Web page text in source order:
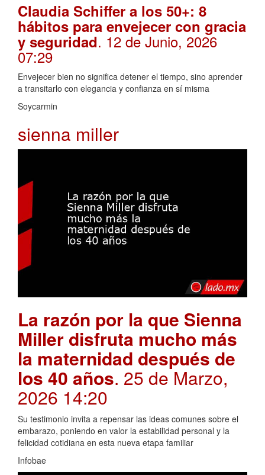
Claudia Schiffer a los 50+: 8
hábitos para envejecer con gracia
y seguridad. 12 de Junio, 2026
07:29
Envejecer bien no significa detener el tiempo, sino aprender
a transitarlo con elegancia y confianza en sí misma
Soycarmin
sienna miller
La razón por la que Sienna
Miller disfruta mucho más
la maternidad después de
los 40 años. 25 de Marzo,
2026 14:20
Su testimonio invita a repensar las ideas comunes sobre el
embarazo, poniendo en valor la estabilidad personal y la
felicidad cotidiana en esta nueva etapa familiar
Infobae